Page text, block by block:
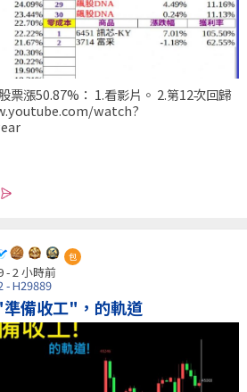
票漲50.87%： 1.看影片。 2.第12次回歸
watch?
包
-2 小時前
- H29889
備收工"，的軌道